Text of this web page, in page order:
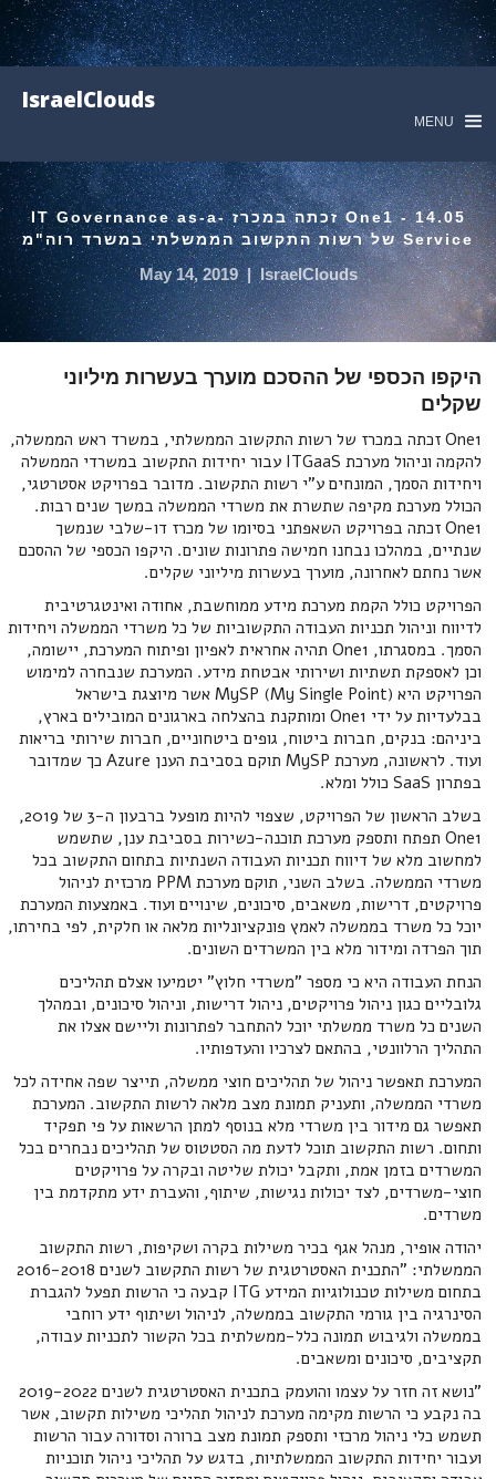
IsraelClouds
MENU
14.05 - One1 זכתה במכרז IT Governance as-a-
Service של רשות התקשוב הממשלתי במשרד רוה"מ
IsraelClouds
|
May 14, 2019
היקפו הכספי של ההסכם מוערך בעשרות מיליוני
שקלים
One1 זכתה במכרז של רשות התקשוב הממשלתי, במשרד ראש הממשלה,
להקמה וניהול מערכת ITGaaS עבור יחידות התקשוב במשרדי הממשלה
ויחידות הסמך, המונחים ע"י רשות התקשוב. מדובר בפרויקט אסטרטגי,
הכולל מערכת מקיפה שתשרת את משרדי הממשלה במשך שנים רבות.
One1 זכתה בפרויקט השאפתני בסיומו של מכרז דו-שלבי שנמשך
שנתיים, במהלכו נבחנו חמישה פתרונות שונים. היקפו הכספי של ההסכם
אשר נחתם לאחרונה, מוערך בעשרות מיליוני שקלים.
הפרויקט כולל הקמת מערכת מידע ממוחשבת, אחודה ואינטגרטיבית
לדיווח וניהול תכניות העבודה התקשוביות של כל משרדי הממשלה ויחידות
הסמך. במסגרתו, One1 תהיה אחראית לאפיון ופיתוח המערכת, יישומה,
וכן לאספקת תשתיות ושירותי אבטחת מידע. המערכת שנבחרה למימוש
הפרויקט היא MySP (My Single Point) אשר מיוצגת בישראל
בבלעדיות על ידי One1 ומותקנת בהצלחה בארגונים המובילים בארץ,
ביניהם: בנקים, חברות ביטוח, גופים ביטחוניים, חברות שירותי בריאות
ועוד. לראשונה, מערכת MySP תוקם בסביבת הענן Azure כך שמדובר
בפתרון SaaS כולל ומלא.
בשלב הראשון של הפרויקט, שצפוי להיות מופעל ברבעון ה-3 של 2019,
One1 תפתח ותספק מערכת תוכנה-כשירות בסביבת ענן, שתשמש
למחשוב מלא של דיווח תכניות העבודה השנתיות בתחום התקשוב בכל
משרדי הממשלה. בשלב השני, תוקם מערכת PPM מרכזית לניהול
פרויקטים, דרישות, משאבים, סיכונים, שינויים ועוד. באמצעות המערכת
יוכל כל משרד בממשלה לאמץ פונקציונליות מלאה או חלקית, לפי בחירתו,
תוך הפרדה ומידור מלא בין המשרדים השונים.
הנחת העבודה היא כי מספר "משרדי חלוץ" יטמיעו אצלם תהליכים
גלובליים כגון ניהול פרויקטים, ניהול דרישות, וניהול סיכונים, ובמהלך
השנים כל משרד ממשלתי יוכל להתחבר לפתרונות וליישם אצלו את
התהליך הרלוונטי, בהתאם לצרכיו והעדפותיו.
המערכת תאפשר ניהול של תהליכים חוצי ממשלה, תייצר שפה אחידה לכל
משרדי הממשלה, ותעניק תמונת מצב מלאה לרשות התקשוב. המערכת
תאפשר גם מידור בין משרדי מלא בנוסף למתן הרשאות על פי תפקיד
ותחום. רשות התקשוב תוכל לדעת מה הסטטוס של תהליכים נבחרים בכל
המשרדים בזמן אמת, ותקבל יכולת שליטה ובקרה על פרויקטים
חוצי-משרדים, לצד יכולות נגישות, שיתוף, והעברת ידע מתקדמת בין
משרדים.
יהודה אופיר, מנהל אגף בכיר משילות בקרה ושקיפות, רשות התקשוב
הממשלתי: "התכנית האסטרטגית של רשות התקשוב לשנים 2016-2018
בתחום משילות טכנולוגיות המידע ITG קבעה כי הרשות תפעל להגברת
הסינרגיה בין גורמי התקשוב בממשלה, לניהול ושיתוף ידע רוחבי
בממשלה ולגיבוש תמונה כלל-ממשלתית בכל הקשור לתכניות עבודה,
תקציבים, סיכונים ומשאבים.
"נושא זה חזר על עצמו והועמק בתכנית האסטרטגית לשנים 2019-2022
בה נקבע כי הרשות מקימה מערכת לניהול תהליכי משילות תקשוב, אשר
תשמש כלי ניהול מרכזי ותספק תמונת מצב ברורה וסדורה עבור הרשות
ועבור יחידות התקשוב הממשלתיות, בדגש על תהליכי ניהול תוכניות